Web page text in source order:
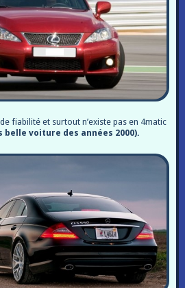
de fiabilité et surtout n’existe pas en 4matic
belle voiture des années 2000).